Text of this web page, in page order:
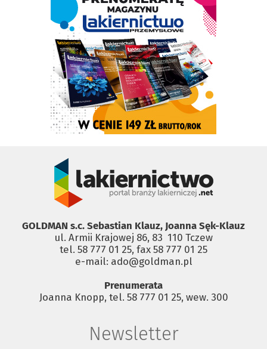
GOLDMAN s.c. Sebastian Klauz, Joanna Sęk-Klauz
ul. Armii Krajowej 86, 83 ­ 110 Tczew
tel. 58 777 01 25, fax 58 777 01 25
e-mail: ado@goldman.pl
Prenumerata
Joanna Knopp, tel. 58 777 01 25, wew. 300
Newsletter